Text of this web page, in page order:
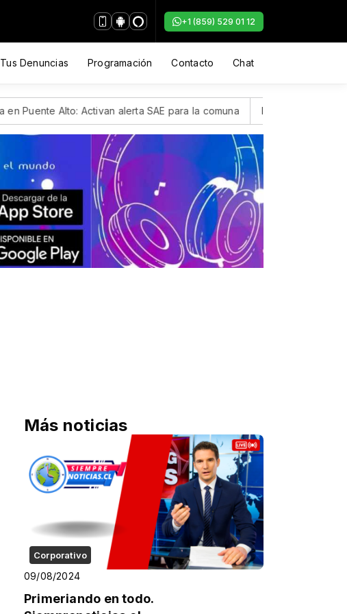
+1 (859) 529 01 12
Denuncias Programación Contacto Chat
alerta SAE para la comuna Kimi Antonelli, el joven italiano de
Más noticias
Corporativo
09/08/2024
Primeriando en todo.